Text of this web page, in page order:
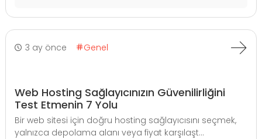
3 ay önce Genel
Web Hosting Sağlayıcınızın Güvenilirliğini
Test Etmenin 7 Yolu
Bir web sitesi için doğru hosting sağlayıcısını seçmek,
yalnızca depolama alanı veya fiyat karşılaşt...